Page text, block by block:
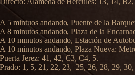
A 5 mintuos andando, Puente de la
A 8 minutos andando, Plaza de la
A 10 minutos andando, Estación de
A 10 minutos andando, Plaza Nueva:
Puerta Jerez: 41, 42, C3, C4, 5.
Prado: 1, 5, 21, 22, 23, 25, 26, 28, 29,